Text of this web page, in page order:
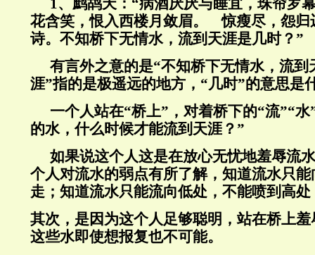
1、鹧鸪天：“病酒厌厌与睡宜，珠帘罗
花含笑，恨入西楼月敛眉。 惊瘦尽，怨归
诗。不知桥下无情水，流到天涯是几时？”
有言外之意的是“不知桥下无情水，流到
涯”指的是极遥远的地方，“几时”的意思是
一个人站在“桥上”，对着桥下的“流”“
的水，什么时候才能流到天涯？”
如果说这个人这是在放心无忧地羞辱流
个人对流水的弱点有所了解，知道流水只
走；知道流水只能流向低处，不能喷到高处
其次，是因为这个人足够聪明，站在桥上
这些水即使想报复也不可能。